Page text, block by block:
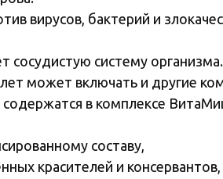
вирусов, бактерий и
сосудистую систему организма.
может включать и другие
в комплексе
составу,
красителей и консервантов,